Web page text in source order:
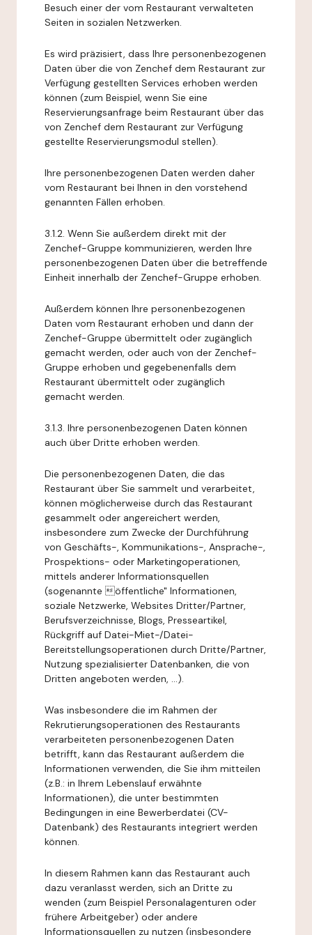
Besuch einer der vom Restaurant verwalteten
Seiten in sozialen Netzwerken.
Es wird präzisiert, dass Ihre personenbezogenen
Daten über die von Zenchef dem Restaurant zur
Verfügung gestellten Services erhoben werden
können (zum Beispiel, wenn Sie eine
Reservierungsanfrage beim Restaurant über das
von Zenchef dem Restaurant zur Verfügung
gestellte Reservierungsmodul stellen).
Ihre personenbezogenen Daten werden daher
vom Restaurant bei Ihnen in den vorstehend
genannten Fällen erhoben.
3.1.2. Wenn Sie außerdem direkt mit der
Zenchef-Gruppe kommunizieren, werden Ihre
personenbezogenen Daten über die betreffende
Einheit innerhalb der Zenchef-Gruppe erhoben.
Außerdem können Ihre personenbezogenen
Daten vom Restaurant erhoben und dann der
Zenchef-Gruppe übermittelt oder zugänglich
gemacht werden, oder auch von der Zenchef-
Gruppe erhoben und gegebenenfalls dem
Restaurant übermittelt oder zugänglich
gemacht werden.
3.1.3. Ihre personenbezogenen Daten können
auch über Dritte erhoben werden.
Die personenbezogenen Daten, die das
Restaurant über Sie sammelt und verarbeitet,
können möglicherweise durch das Restaurant
gesammelt oder angereichert werden,
insbesondere zum Zwecke der Durchführung
von Geschäfts-, Kommunikations-, Ansprache-,
Prospektions- oder Marketingoperationen,
mittels anderer Informationsquellen
(sogenannte öffentliche" Informationen,
soziale Netzwerke, Websites Dritter/Partner,
Berufsverzeichnisse, Blogs, Presseartikel,
Rückgriff auf Datei-Miet-/Datei-
Bereitstellungsoperationen durch Dritte/Partner,
Nutzung spezialisierter Datenbanken, die von
Dritten angeboten werden, ...).
Was insbesondere die im Rahmen der
Rekrutierungsoperationen des Restaurants
verarbeiteten personenbezogenen Daten
betrifft, kann das Restaurant außerdem die
Informationen verwenden, die Sie ihm mitteilen
(z.B.: in Ihrem Lebenslauf erwähnte
Informationen), die unter bestimmten
Bedingungen in eine Bewerberdatei (CV-
Datenbank) des Restaurants integriert werden
können.
In diesem Rahmen kann das Restaurant auch
dazu veranlasst werden, sich an Dritte zu
wenden (zum Beispiel Personalagenturen oder
frühere Arbeitgeber) oder andere
Informationsquellen zu nutzen (insbesondere